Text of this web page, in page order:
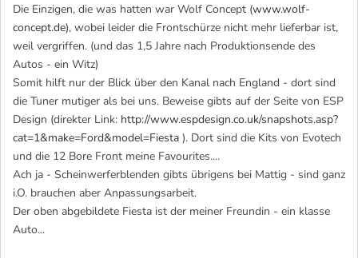
Die Einzigen, die was hatten war Wolf Concept (www.wolf-
concept.de), wobei leider die Frontschürze nicht mehr lieferbar ist,
weil vergriffen. (und das 1,5 Jahre nach Produktionsende des
Autos - ein Witz)
Somit hilft nur der Blick über den Kanal nach England - dort sind
die Tuner mutiger als bei uns. Beweise gibts auf der Seite von ESP
Design (direkter Link: http://www.espdesign.co.uk/snapshots.asp?
cat=1&make=Ford&model=Fiesta ). Dort sind die Kits von Evotech
und die 12 Bore Front meine Favourites....
Ach ja - Scheinwerferblenden gibts übrigens bei Mattig - sind ganz
i.O. brauchen aber Anpassungsarbeit.
Der oben abgebildete Fiesta ist der meiner Freundin - ein klasse
Auto...